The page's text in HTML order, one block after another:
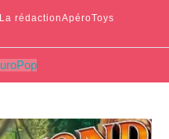
La rédactionApéroToys